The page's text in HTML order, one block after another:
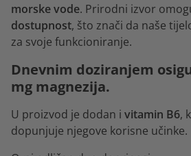
morske vode. Prirodni izvor
dostupnost, što znači da naše
za svoje funkcioniranje.
Dnevnim doziranjem
mg magnezija.
U proizvod je dodan i vitamin B6,
dopunjuje njegove korisne učinke.